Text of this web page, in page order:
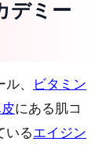
デミー
、
ビタミン
にある肌コ
いるエイジン